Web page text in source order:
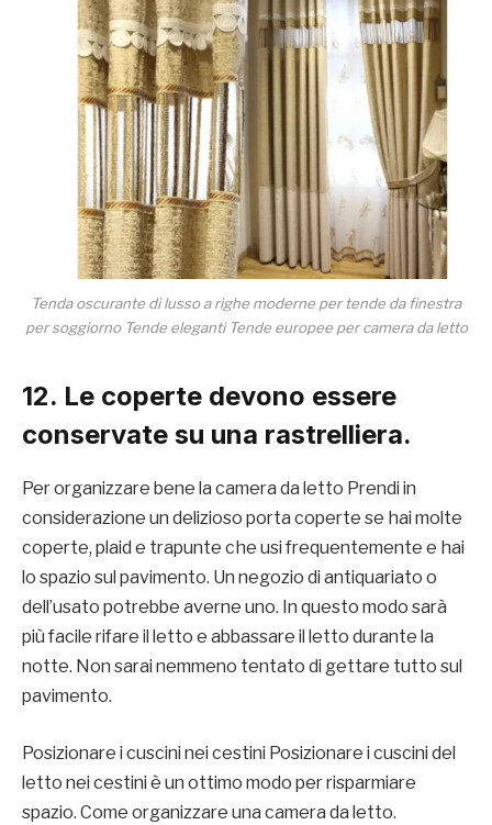
Tenda oscurante di lusso a righe moderne per tende da finestra
per soggiorno Tende eleganti Tende europee per camera da letto
12. Le coperte devono essere
conservate su una rastrelliera.
Per organizzare bene la camera da letto Prendi in
considerazione un delizioso porta coperte se hai molte
coperte, plaid e trapunte che usi frequentemente e hai
lo spazio sul pavimento. Un negozio di antiquariato o
dell’usato potrebbe averne uno. In questo modo sarà
più facile rifare il letto e abbassare il letto durante la
notte. Non sarai nemmeno tentato di gettare tutto sul
pavimento.
Posizionare i cuscini nei cestini Posizionare i cuscini del
letto nei cestini è un ottimo modo per risparmiare
spazio. Come organizzare una camera da letto.